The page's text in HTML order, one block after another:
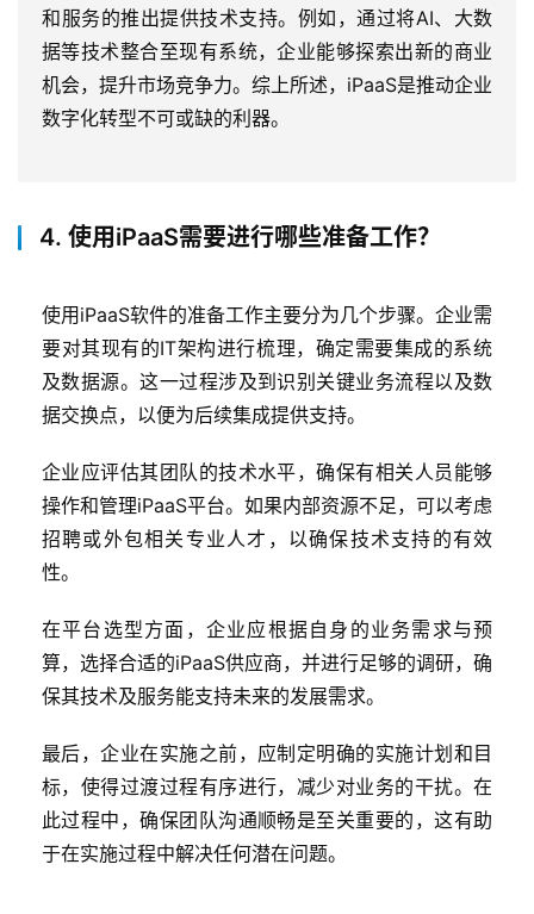
和服务的推出提供技术支持。例如，通过将AI、大数
据等技术整合至现有系统，企业能够探索出新的商业
机会，提升市场竞争力。综上所述，iPaaS是推动企业
数字化转型不可或缺的利器。
4. 使用iPaaS需要进行哪些准备工作？
使用iPaaS软件的准备工作主要分为几个步骤。企业需
要对其现有的IT架构进行梳理，确定需要集成的系统
及数据源。这一过程涉及到识别关键业务流程以及数
据交换点，以便为后续集成提供支持。
企业应评估其团队的技术水平，确保有相关人员能够
操作和管理iPaaS平台。如果内部资源不足，可以考虑
招聘或外包相关专业人才，以确保技术支持的有效
性。
在平台选型方面，企业应根据自身的业务需求与预
算，选择合适的iPaaS供应商，并进行足够的调研，确
保其技术及服务能支持未来的发展需求。
最后，企业在实施之前，应制定明确的实施计划和目
标，使得过渡过程有序进行，减少对业务的干扰。在
此过程中，确保团队沟通顺畅是至关重要的，这有助
于在实施过程中解决任何潜在问题。